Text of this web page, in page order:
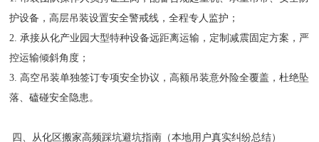
护设备，高层吊装设置安全警戒线，全程专人监护；
2. 承接从化产业园大型特种设备远距离运输，定制减震固定方案，严
控运输倾斜角度；
3. 高空吊装单独签订专项安全协议，高额吊装意外险全覆盖，杜绝坠
落、磕碰安全隐患。
四、从化区搬家高频踩坑避坑指南（本地用户真实纠纷总结）